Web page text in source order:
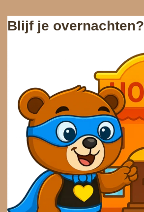
Blijf je overnachten?